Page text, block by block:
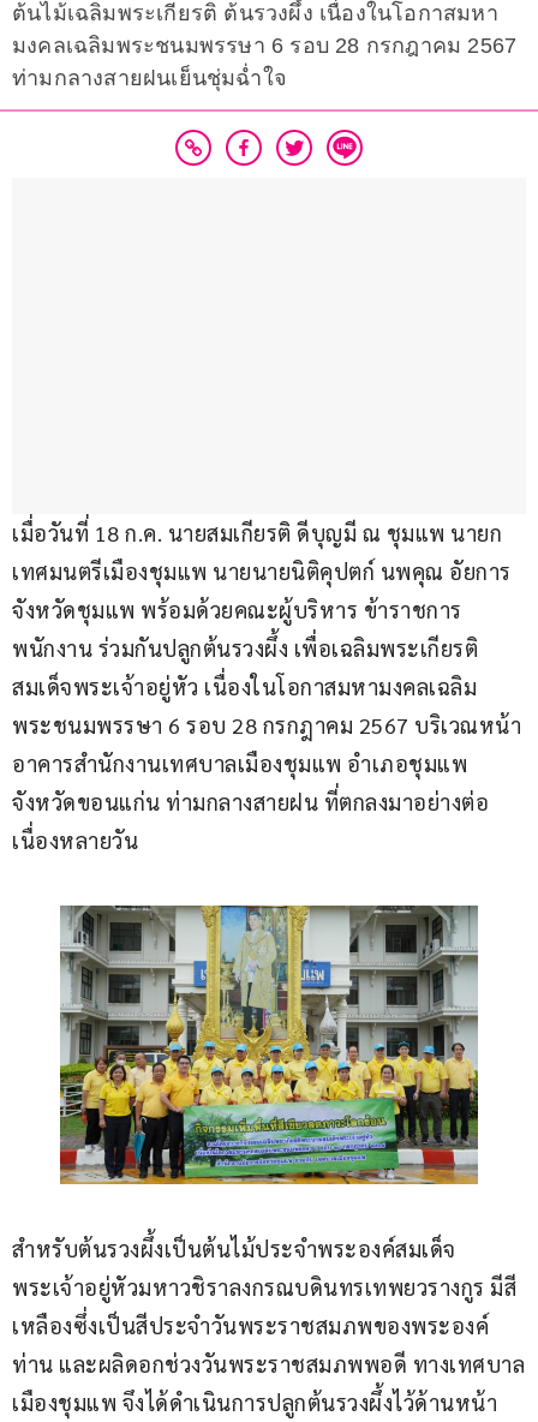
ต้นไม้เฉลิมพระเกียรติ ต้นรวงผึ้ง เนื่องในโอกาสมหา
มงคลเฉลิมพระชนมพรรษา 6 รอบ 28 กรกฎาคม 2567
ท่ามกลางสายฝนเย็นชุ่มฉ่ำใจ
เมื่อวันที่ 18 ก.ค. นายสมเกียรติ ดีบุญมี ณ ชุมแพ นายก
เทศมนตรีเมืองชุมแพ นายนายนิติคุปตก์ นพคุณ อัยการ
จังหวัดชุมแพ พร้อมด้วยคณะผู้บริหาร ข้าราชการ
พนักงาน ร่วมกันปลูกต้นรวงผึ้ง เพื่อเฉลิมพระเกียรติ
สมเด็จพระเจ้าอยู่หัว เนื่องในโอกาสมหามงคลเฉลิม
พระชนมพรรษา 6 รอบ 28 กรกฎาคม 2567 บริเวณหน้า
อาคารสำนักงานเทศบาลเมืองชุมแพ อำเภอชุมแพ
จังหวัดขอนแก่น ท่ามกลางสายฝน ที่ตกลงมาอย่างต่อ
เนื่องหลายวัน
สำหรับต้นรวงผึ้งเป็นต้นไม้ประจำพระองค์สมเด็จ
พระเจ้าอยู่หัวมหาวชิราลงกรณบดินทรเทพยวรางกูร มีสี
เหลืองซึ่งเป็นสีประจำวันพระราชสมภพของพระองค์
ท่าน และผลิดอกช่วงวันพระราชสมภพพอดี ทางเทศบาล
เมืองชุมแพ จึงได้ดำเนินการปลูกต้นรวงผึ้งไว้ด้านหน้า